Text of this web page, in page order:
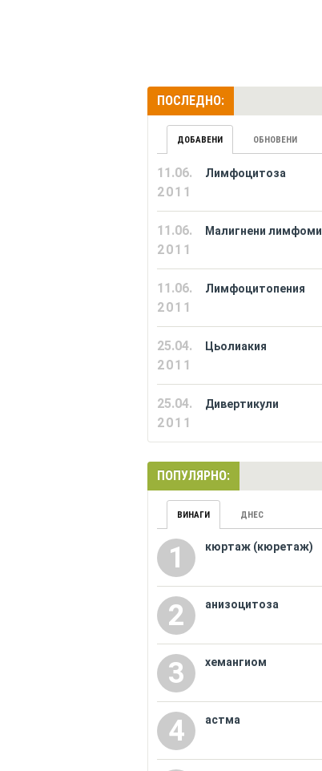
ПОСЛЕДНО:
ДОБАВЕНИ ОБНОВЕНИ
11.06.
2011
Лимфоцитоза
11.06.
2011
Малигнени лимфоми
11.06.
2011
Лимфоцитопения
25.04.
2011
Цьолиакия
25.04.
2011
Дивертикули
ПОПУЛЯРНО:
ВИНАГИ ДНЕС
1 кюртаж (кюретаж)
2 анизоцитоза
3 хемангиом
4 астма